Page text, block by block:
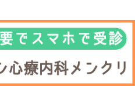
診
すので、基本的には
精神科
が適切です。